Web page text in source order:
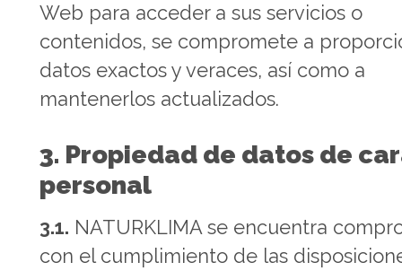
Web para acceder a sus servicios o
contenidos, se compromete a
datos exactos y veraces, así como a
mantenerlos actualizados.
3. Propiedad de datos de
personal
3.1. NATURKLIMA se encuentra
con el cumplimiento de las